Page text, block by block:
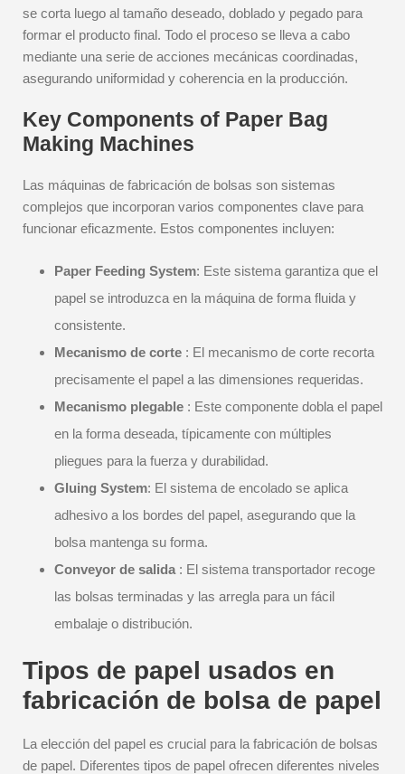
se corta luego al tamaño deseado, doblado y pegado para
formar el producto final. Todo el proceso se lleva a cabo
mediante una serie de acciones mecánicas coordinadas,
asegurando uniformidad y coherencia en la producción.
Key Components of Paper Bag
Making Machines
Las máquinas de fabricación de bolsas son sistemas
complejos que incorporan varios componentes clave para
funcionar eficazmente. Estos componentes incluyen:
Paper Feeding System: Este sistema garantiza que el
papel se introduzca en la máquina de forma fluida y
consistente.
Mecanismo de corte : El mecanismo de corte recorta
precisamente el papel a las dimensiones requeridas.
Mecanismo plegable : Este componente dobla el papel
en la forma deseada, típicamente con múltiples
pliegues para la fuerza y durabilidad.
Gluing System: El sistema de encolado se aplica
adhesivo a los bordes del papel, asegurando que la
bolsa mantenga su forma.
Conveyor de salida : El sistema transportador recoge
las bolsas terminadas y las arregla para un fácil
embalaje o distribución.
Tipos de papel usados en
fabricación de bolsa de papel
La elección del papel es crucial para la fabricación de bolsas
de papel. Diferentes tipos de papel ofrecen diferentes niveles